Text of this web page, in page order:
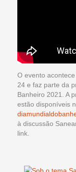
O evento
24 e faz parte da
Banheiro 2021. A
estão disponíveis
à discussão
link.